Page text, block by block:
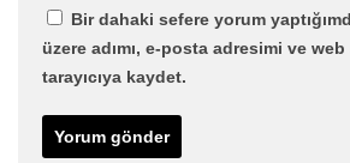
Bir dahaki sefere yorum
üzere adımı, e-posta adresimi ve
tarayıcıya kaydet.